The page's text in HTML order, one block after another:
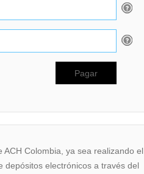
Colombia, ya sea realizando el
depósitos electrónicos a través del